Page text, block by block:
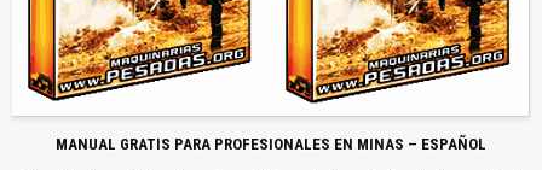
MANUAL GRATIS PARA PROFESIONALES EN MINAS – ESPAÑOL